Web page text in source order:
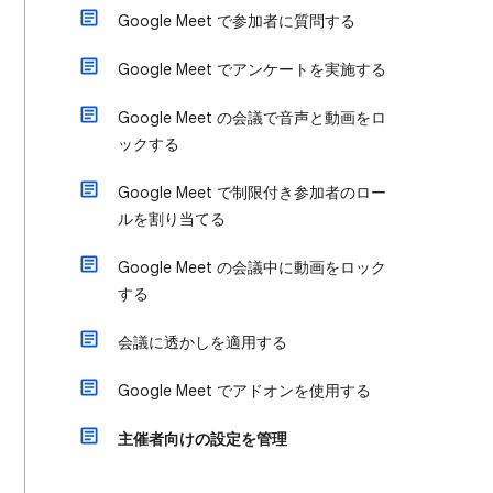
Google Meet で参加者に質問する
Google Meet でアンケートを実施する
Google Meet の会議で音声と動画をロ
ックする
Google Meet で制限付き参加者のロー
ルを割り当てる
Google Meet の会議中に動画をロック
する
会議に透かしを適用する
Google Meet でアドオンを使用する
主催者向けの設定を管理